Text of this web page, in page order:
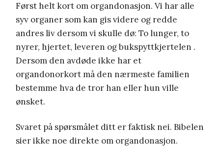
Først helt kort om organdonasjon. Vi har alle
syv organer som kan gis videre og redde
andres liv dersom vi skulle dø: To lunger, to
nyrer, hjertet, leveren og bukspyttkjertelen .
Dersom den avdøde ikke har et
organdonorkort må den nærmeste familien
bestemme hva de tror han eller hun ville
ønsket.
Svaret på spørsmålet ditt er faktisk nei. Bibelen
sier ikke noe direkte om organdonasjon.